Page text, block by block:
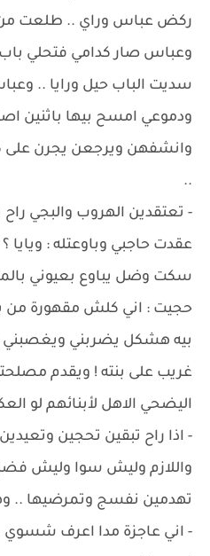
ركض عباس وراي .. طلعت من
وعباس صار كدامي فتحلي
سديت الباب حيل ورايا ..
ودموعي امسح بيها باثنين
وانشفهن ويرجعن يجرن على
..
- تعتقدين الهروب والبجي
عقدت حاجبي وباوعتله : ويايا ؟
سكت وضل يباوع بعيوني
حجيت : اني كلش مقهورة من
بيه هشكل يضربني ويغصبني
غريب على بنته ! ويقدم
اليضحي الاهل لأبنائهم لو
- اذا راح تبقين تحجين
واللازم وليش سوا وليش
تهدمين نفسج وتمرضيها ..
- اني عاجزة مدا اعرف